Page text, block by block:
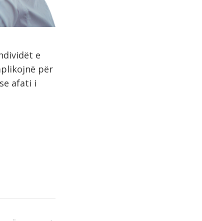
e
për
se afati i